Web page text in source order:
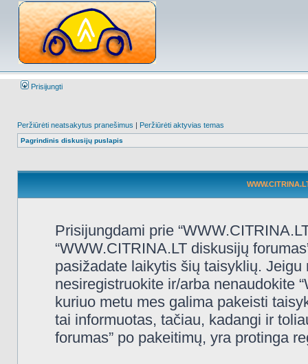
Prisijungti
Peržiūrėti neatsakytus pranešimus | Peržiūrėti aktyvias temas
Pagrindinis diskusijų puslapis
Prisijungdami prie
“WWW.CITRINA.LT diskusijų
pasižadate laikytis šių taisyklių.
nesiregistruokite ir/arba nenaudokite
kuriuo metu mes galima pakeisti
tai informuotas, tačiau, kadangi ir
forumas” po pakeitimų, yra protinga